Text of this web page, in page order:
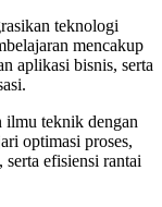
teknologi
mencakup
aplikasi bisnis, serta
ilmu teknik dengan
optimasi proses,
serta efisiensi rantai